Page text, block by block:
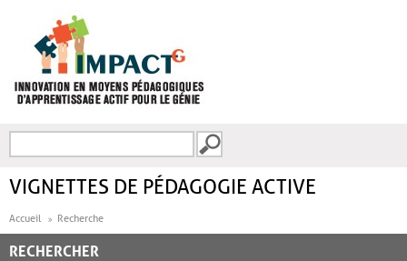
FORMULAIRE DE
VIGNETTES DE PÉDAGOGIE ACTIVE
Accueil Recherche
RECHERCHER